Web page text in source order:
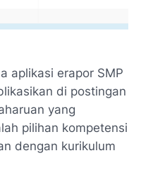
aplikasi erapor SMP
di postingan
yang
pilihan kompetensi
dengan kurikulum